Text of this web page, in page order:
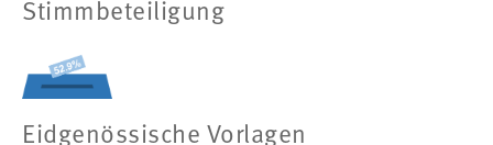
Stimmbeteiligung
Eidgenössische Vorlagen